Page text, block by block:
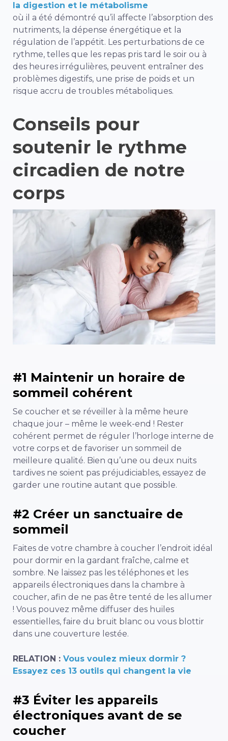
la digestion et le métabolisme
où il a été démontré qu’il affecte l’absorption des
nutriments, la dépense énergétique et la
régulation de l’appétit. Les perturbations de ce
rythme, telles que les repas pris tard le soir ou à
des heures irrégulières, peuvent entraîner des
problèmes digestifs, une prise de poids et un
risque accru de troubles métaboliques.
Conseils pour
soutenir le rythme
circadien de notre
corps
#1 Maintenir un horaire de
sommeil cohérent
Se coucher et se réveiller à la même heure
chaque jour – même le week-end ! Rester
cohérent permet de réguler l’horloge interne de
votre corps et de favoriser un sommeil de
meilleure qualité. Bien qu’une ou deux nuits
tardives ne soient pas préjudiciables, essayez de
garder une routine autant que possible.
#2 Créer un sanctuaire de
sommeil
Faites de votre chambre à coucher l’endroit idéal
pour dormir en la gardant fraîche, calme et
sombre. Ne laissez pas les téléphones et les
appareils électroniques dans la chambre à
coucher, afin de ne pas être tenté de les allumer
! Vous pouvez même diffuser des huiles
essentielles, faire du bruit blanc ou vous blottir
dans une couverture lestée.
RELATION : Vous voulez mieux dormir ?
Essayez ces 13 outils qui changent la vie
#3 Éviter les appareils
électroniques avant de se
coucher